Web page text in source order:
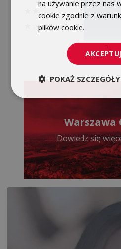
Warszawa
Dowiedz się
na używanie przez nas
cookie zgodnie z
plików cookie.
POKAŻ SZCZEGÓŁY